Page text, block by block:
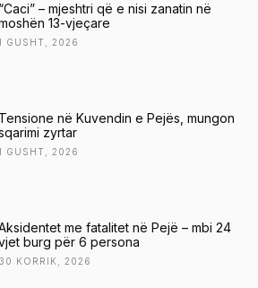
“Caci” – mjeshtri që e nisi zanatin në
13-vjeçare
GUSHT, 2026
Tensione në Kuvendin e Pejës, mungon
zyrtar
GUSHT, 2026
me fatalitet në Pejë – mbi 24
burg për 6 persona
30 KORRIK, 2026